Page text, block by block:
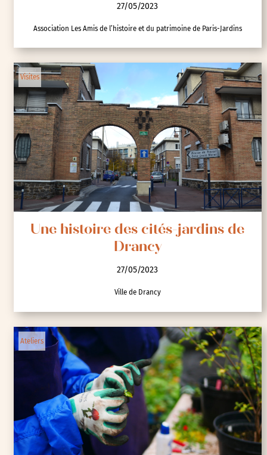
27/05/2023
Association Les Amis de l’histoire et du patrimoine de Paris-Jardins
Visites
Une histoire des cités-jardins de
Drancy
27/05/2023
Ville de Drancy
Ateliers